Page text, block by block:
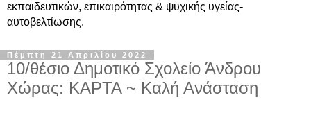
εκπαιδευτικών, επικαιρότητας & ψυχικής υγείας-
αυτοβελτίωσης.
Πέμπτη 21 Απριλίου 2022
10/θέσιο Δημοτικό Σχολείο Άνδρου
Χώρας: ΚΑΡΤΑ ~ Καλή Ανάσταση